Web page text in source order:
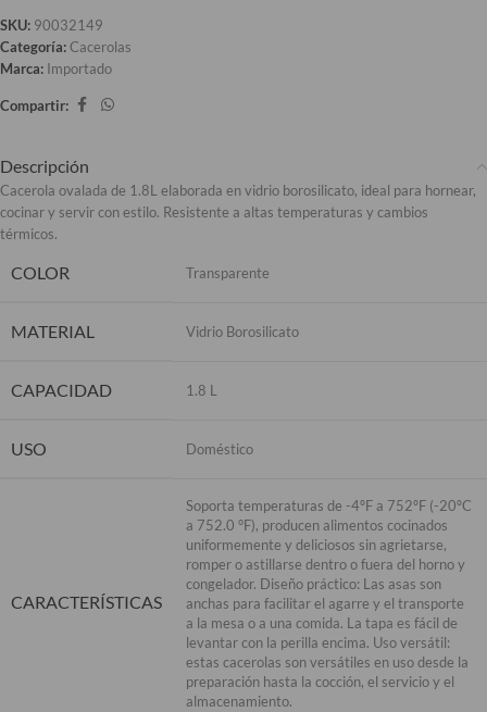
SKU: 90032149
Categoría:Cacerolas
Marca: Importado
Compartir:
Descripción
Cacerola ovalada de 1.8L elaborada en vidrio borosilicato, ideal para hornear,
cocinar y servir con estilo. Resistente a altas temperaturas y cambios
térmicos.
COLOR Transparente
MATERIAL Vidrio Borosilicato
CAPACIDAD 1.8 L
USO Doméstico
CARACTERÍSTICAS
Soporta temperaturas de -4ºF a 752ºF (-20ºC
a 752.0 °F), producen alimentos cocinados
uniformemente y deliciosos sin agrietarse,
romper o astillarse dentro o fuera del horno y
congelador. Diseño práctico: Las asas son
anchas para facilitar el agarre y el transporte
a la mesa o a una comida. La tapa es fácil de
levantar con la perilla encima. Uso versátil:
estas cacerolas son versátiles en uso desde la
preparación hasta la cocción, el servicio y el
almacenamiento.